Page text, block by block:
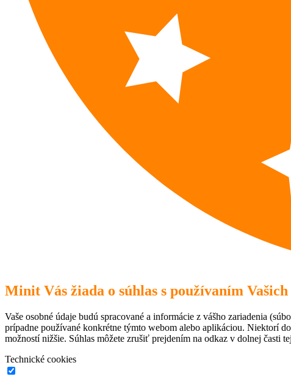
Minit Vás žiada o súhlas s používaním
Vaše osobné údaje budú spracované a informácie z vášho zariadenia
prípadne používané konkrétne týmto webom alebo aplikáciou. Niektorí
možností nižšie. Súhlas môžete zrušiť prejdením na odkaz v dolnej časti
Technické cookies